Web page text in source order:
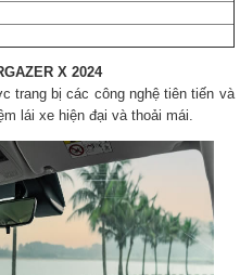
X 2024
trang bị các công nghệ tiên tiến và
lái xe hiện đại và thoải mái.